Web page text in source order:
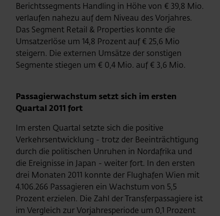
Berichtssegments Handling in Höhe von € 39,8 Mio.
verlaufen nahezu auf dem Niveau des Vorjahres.
Das Segment Retail & Properties konnte die
Umsatzerlöse um 14,8 Prozent auf € 25,6 Mio
steigern. Die externen Umsätze der sonstigen
Segmente stiegen um € 0,4 Mio. auf € 3,6 Mio.
Passagierwachstum setzt sich im ersten
Quartal 2011 fort
Im ersten Quartal setzte sich die positive
Verkehrsentwicklung - trotz der Beeinträchtigung
durch die politischen Unruhen in Nordafrika und
die Ereignisse in Japan - weiter fort. In den ersten
drei Monaten 2011 konnte der Flughafen Wien mit
4.106.266 Passagieren ein Wachstum von 5,5
Prozent erzielen. Die Zahl der Transferpassagiere ist
im Vergleich zur Vorjahresperiode um 0,1 Prozent